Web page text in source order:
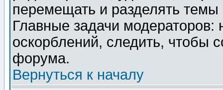
перемещать и разделять
Главные задачи
оскорблений, следить, чтобы
форума.
Вернуться к началу